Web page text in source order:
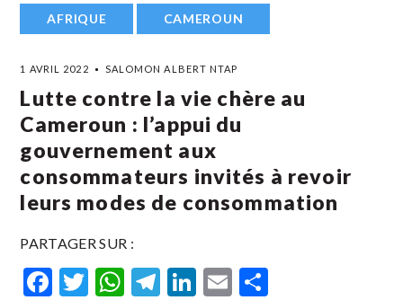
AFRIQUE CAMEROUN
1 AVRIL 2022 SALOMON ALBERT NTAP
Lutte contre la vie chère au
Cameroun : l’appui du
gouvernement aux
consommateurs invités à revoir
leurs modes de consommation
PARTAGER SUR :
Facebook
Twitter
WhatsApp
Telegram
LinkedIn
Email